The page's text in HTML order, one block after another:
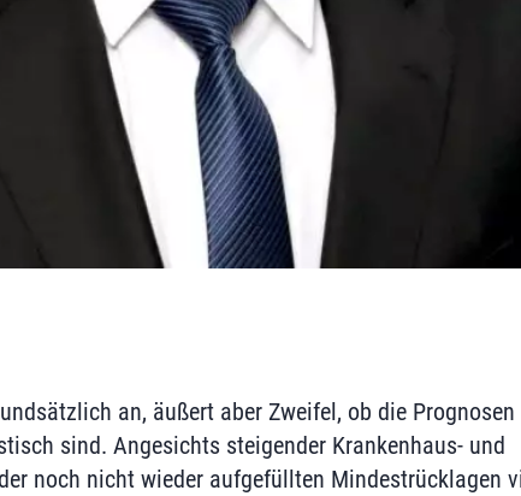
an, äußert aber Zweifel, ob die Prognosen
sind. Angesichts steigender Krankenhaus- und
noch nicht wieder aufgefüllten Mindestrücklagen